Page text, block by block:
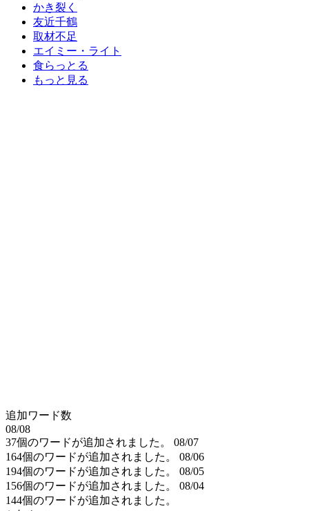
かき裂く
友近千鶴
取材不足
エイミー・ライト
食らっとる
もっと見る
追加ワード数
08/08
37個のワードが追加されました。
08/07
164個のワードが追加されました。
08/06
194個のワードが追加されました。
08/05
156個のワードが追加されました。
08/04
144個のワードが追加されました。